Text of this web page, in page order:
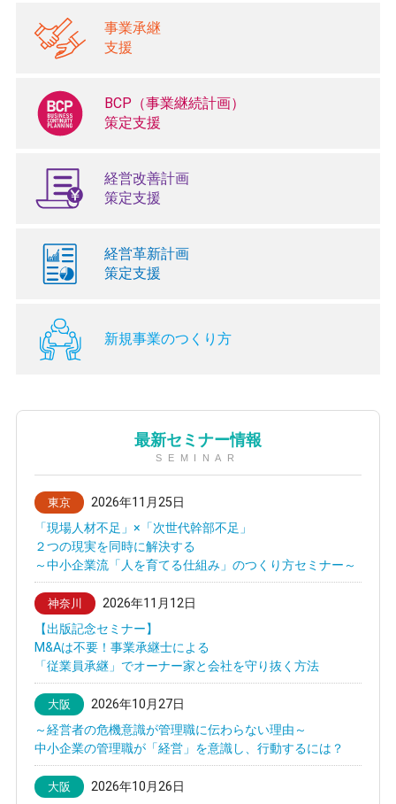
事業承継
支援
BCP（事業継続計画）
策定支援
経営改善計画
策定支援
経営革新計画
策定支援
新規事業のつくり方
最新セミナー情報
SEMINAR
東京
2026年11月25日
「現場人材不足」×「次世代幹部不足」
２つの現実を同時に解決する
～中小企業流「人を育てる仕組み」のつくり方セミナー～
神奈川
2026年11月12日
【出版記念セミナー】
M&Aは不要！事業承継士による
「従業員承継」でオーナー家と会社を守り抜く方法
大阪
2026年10月27日
～経営者の危機意識が管理職に伝わらない理由～
中小企業の管理職が「経営」を意識し、行動するには？
大阪
2026年10月26日